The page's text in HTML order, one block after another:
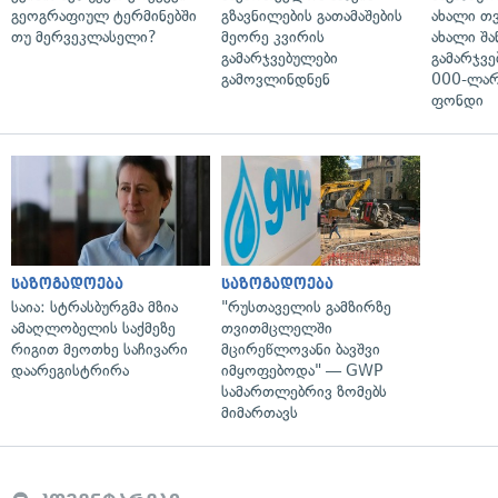
გეოგრაფიულ ტერმინებში
თუ მერვეკლასელი?
გზავნილების გათამაშების
მეორე კვირის
გამარჯვებულები
გამოვლინდნენ
ახალი
ახალი
000-
ფონდი
საზოგადოება
საია: სტრასბურგმა მზია
ამაღლობელის საქმეზე
რიგით მეოთხე საჩივარი
დაარეგისტრირა
საზოგადოება
"რუსთაველის გამზირზე
თვითმცლელში
მცირეწლოვანი ბავშვი
იმყოფებოდა" — GWP
სამართლებრივ ზომებს
მიმართავს